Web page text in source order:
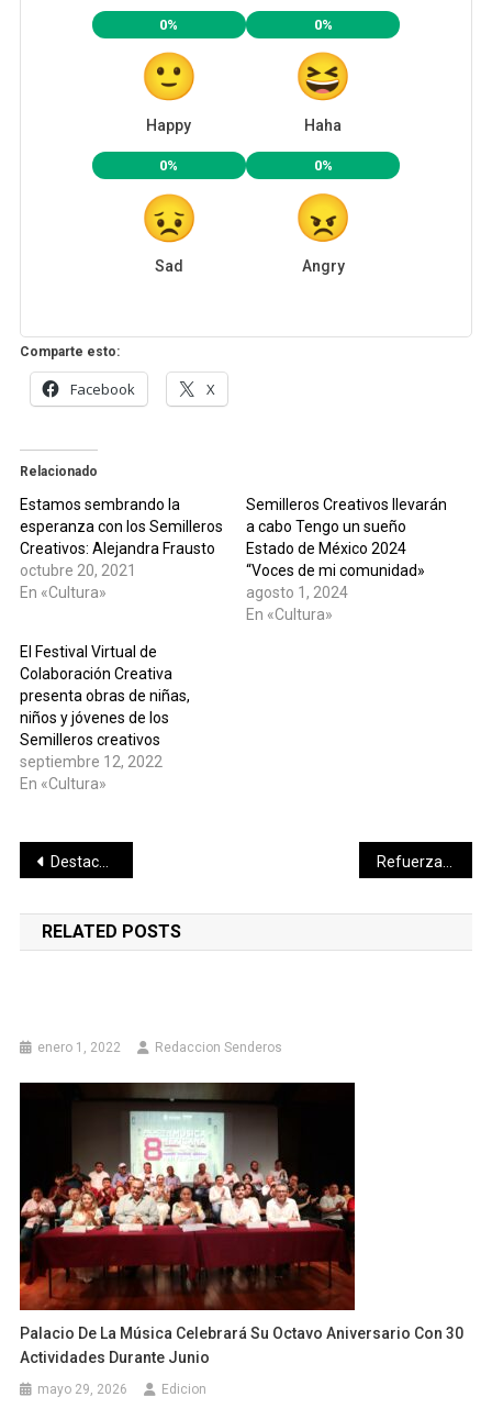
0%
Happy
0%
Haha
0%
Sad
0%
Angry
Comparte esto:
Facebook X
Relacionado
Estamos sembrando la
esperanza con los Semilleros
Creativos: Alejandra Frausto
octubre 20, 2021
En «Cultura»
Semilleros Creativos llevarán
a cabo Tengo un sueño
Estado de México 2024
“Voces de mi comunidad»
agosto 1, 2024
En «Cultura»
El Festival Virtual de
Colaboración Creativa
presenta obras de niñas,
niños y jóvenes de los
Semilleros creativos
septiembre 12, 2022
En «Cultura»
Navegación
de
entradas
Destaca INE apropiación ciudadana del proceso electoral en Yucatán
RELATED POSTS
enero 1, 2022 Redaccion Senderos
Palacio De La Música Celebrará Su Octavo Aniversario Con 30
Actividades Durante Junio
mayo 29, 2026 Edicion